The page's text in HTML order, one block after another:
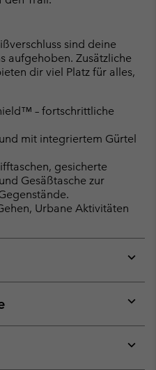
sind deine
aufgehoben. Zusätzliche
dir viel Platz für alles,
– fortschrittliche
mit integriertem Gürtel
gesicherte
Gesäßtasche zur
Urbane Aktivitäten
or
or